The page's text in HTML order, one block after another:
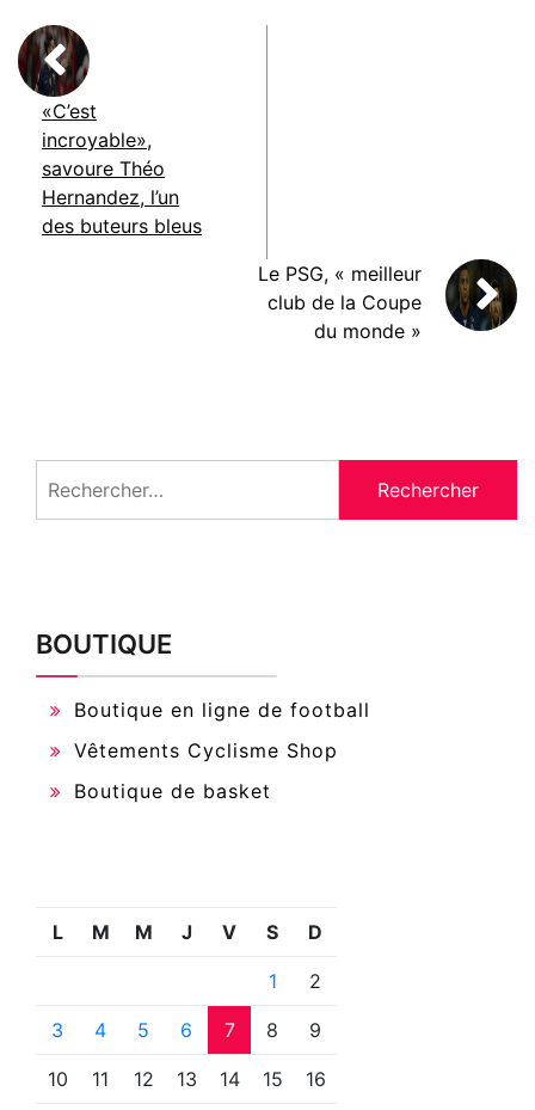
«C’est
incroyable»,
savoure Théo
Hernandez, l’un
des buteurs bleus
Le PSG, « meilleur
club de la Coupe
du monde »
BOUTIQUE
Boutique en ligne de football
Vêtements Cyclisme Shop
Boutique de basket
L M M J V S D
1 2
3 4 5 6 7 8 9
10 11 12 13 14 15 16